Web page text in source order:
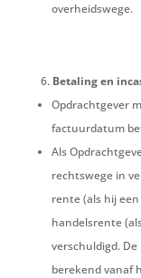
overheidswege.
Betaling en
Opdrachtgever
factuurdatum
Als
rechtswege in
rente (als hij
handelsrente
verschuldigd.
berekend vanaf